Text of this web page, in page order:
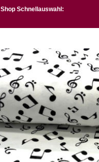
Shop Schnellauswahl: